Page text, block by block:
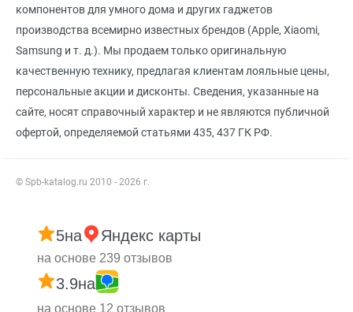
компонентов для умного дома и других гаджетов
производства всемирно известных брендов (Apple, Xiaomi,
Samsung и т. д.). Мы продаем только оригинальную
качественную технику, предлагая клиентам лояльные цены,
персональные акции и дисконты. Сведения, указанные на
сайте, носят справочный характер и не являются публичной
офертой, определяемой статьями 435, 437 ГК РФ.
© Spb-katalog.ru 2010 - 2026 г.
5на Яндекс карты
на основе 239 отзывов
3.9на
на основе 12 отзывов